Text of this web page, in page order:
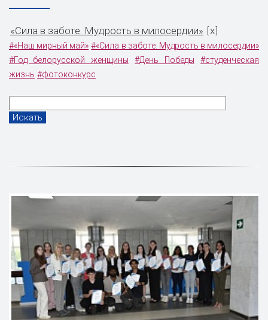
«Сила в заботе. Мудрость в милосердии» x
#«Наш мирный май» #«Сила в заботе. Мудрость в милосердии»
#Год белорусской женщины
#День Победы
#студенческая
жизнь #фотоконкурс